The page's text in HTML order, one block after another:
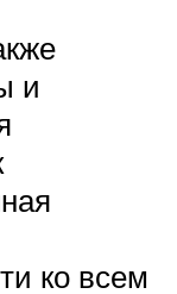
и
ко всем